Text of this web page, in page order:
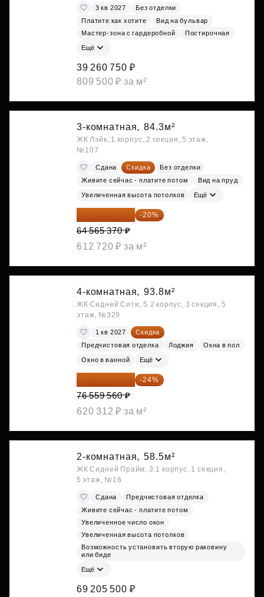
3 кв 2027
Без отделки
Платите как хотите
Вид на бульвар
Мастер-зона с гардеробной
Постирочная
Ещё
39 260 750 ₽
809 500 ₽ за м²
3-комнатная, 84.3м²
ЖК Лэйк, 1 корпус, 2 секция, 5 этаж,
№107
Сдана Скидка
Без отделки
Живите сейчас - платите потом
Вид на пруд
Увеличенная высота потолков Ещё
51 652 296 ₽ -20%
64 565 370 ₽
612 720 ₽ за м²
4-комнатная, 93.8м²
ЖК Сидней Сити, 5.2 корпус, 3 секция, 5
этаж, №329
1 кв 2027
Скидка
Предчистовая отделка
Лоджия Окна в пол
Окно в ванной Ещё
58 185 266 ₽ -24%
76 559 560 ₽
620 312 ₽ за м²
2-комнатная, 58.5м²
ЖК Сидней Прайм, 3.1 корпус, 1 секция,
5 этаж, №16
Сдана
Предчистовая отделка
Живите сейчас - платите потом
Увеличенное число окон
Увеличенная высота потолков
Возможность установить вторую раковину
или биде
Ещё
69 205 500 ₽